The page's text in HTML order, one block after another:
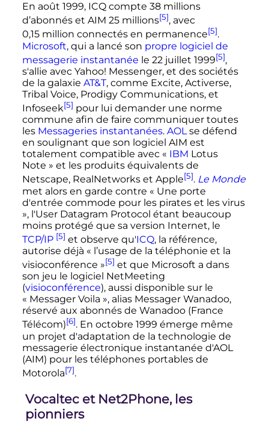
En août 1999, ICQ compte 38 millions
d’abonnés et AIM 25 millions[5], avec
0,15 million connectés en permanence[5].
Microsoft, qui a lancé son propre logiciel de
messagerie instantanée le 22 juillet 1999[5],
s'allie avec Yahoo! Messenger, et des sociétés
de la galaxie AT&T, comme Excite, Activerse,
Tribal Voice, Prodigy Communications, et
Infoseek[5] pour lui demander une norme
commune afin de faire communiquer toutes
les Messageries instantanées. AOLse défend
en soulignant que son logiciel AIM est
totalement compatible avec « IBM Lotus
Note » et les produits équivalents de
Netscape, RealNetworks et Apple[5]. Le Monde
met alors en garde contre « Une porte
d'entrée commode pour les pirates et les virus
», l'User Datagram Protocol étant beaucoup
moins protégé que sa version Internet, le
TCP/IP [5] et observe qu'ICQ, la référence,
autorise déjà « l’usage de la téléphonie et la
visioconférence »[5] et que Microsoft a dans
son jeu le logiciel NetMeeting
(visioconférence), aussi disponible sur le
« Messager Voila », alias Messager Wanadoo,
réservé aux abonnés de Wanadoo (France
Télécom)[6]. En octobre 1999 émerge même
un projet d'adaptation de la technologie de
messagerie électronique instantanée d'AOL
(AIM) pour les téléphones portables de
Motorola[7].
Vocaltec et Net2Phone, les
pionniers